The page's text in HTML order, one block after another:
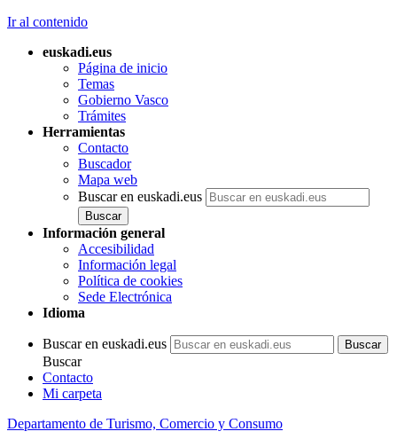
Ir al contenido
euskadi.eus
Página de inicio
Temas
Gobierno Vasco
Trámites
Herramientas
Contacto
Buscador
Mapa web
Buscar en euskadi.eus
Información general
Accesibilidad
Información legal
Política de cookies
Sede Electrónica
Idioma
Buscar en euskadi.eus
Buscar
Contacto
Mi carpeta
Departamento de Turismo, Comercio y Consumo